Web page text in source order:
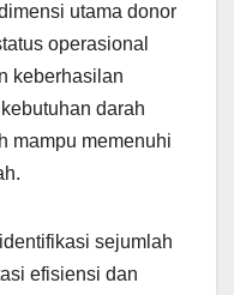
utama donor
operasional
keberhasilan
darah
mampu memenuhi
sejumlah
efisiensi dan